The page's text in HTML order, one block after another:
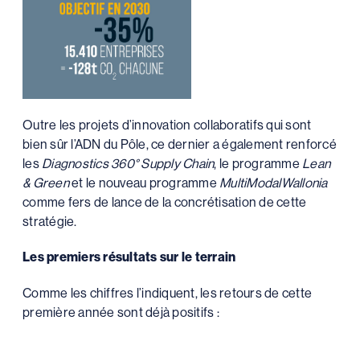
Outre les projets d’innovation collaboratifs qui sont
bien sûr l’ADN du Pôle, ce dernier a également renforcé
les Diagnostics 360° Supply Chain, le programme Lean
& Greenet le nouveau programme MultiModalWallonia
comme fers de lance de la concrétisation de cette
stratégie.
Les premiers résultats sur le terrain
Comme les chiffres l’indiquent, les retours de cette
première année sont déjà positifs :